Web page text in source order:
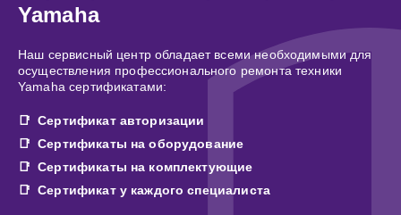
Yamaha
Наш сервисный центр обладает всеми необходимыми для
осуществления профессионального ремонта техники
Yamaha сертификатами:
Сертификат авторизации
Сертификаты на оборудование
Сертификаты на комплектующие
Сертификат у каждого специалиста